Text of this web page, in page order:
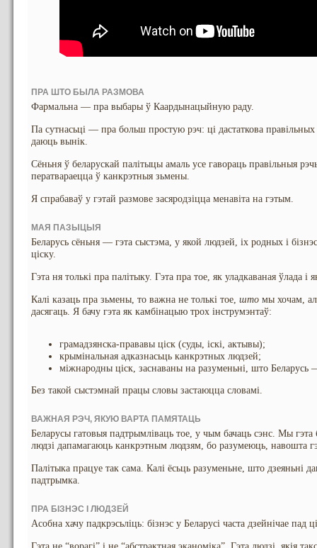
ПРА ШТО БЫЛА РАЗМОВА
Фармальна — пра выбары ў Каардынацыйную раду.
Па сутнасьці — пра больш простую рэч: ці дастаткова
даюць вынік.
Сёньня ў беларускай палітыцы амаль усе гавораць правільныя
ператвараецца ў канкрэтныя зьмены.
Я спрабаваў у гэтай размове засяродзіцца менавіта на гэтым.
МАЯ ПАЗЫЦЫЯ
Беларусь сёньня — гэта сыстэма, у якой людзей, іх родных і
ціску.
Гэта ня толькі пра палітыку. Гэта пра тое, як уладкаваная ўлада і
Калі казаць пра зьмены, то важна не толькі тое, што мы хочам,
дасягаць. Я бачу гэта як камбінацыю трох інструмэнтаў:
грамадзянска-прававы ціск (суды, іскі, актывы);
крымінальная адказнасьць канкрэтных людзей;
міжнародны ціск, заснаваны на разуменьні, што Беларусь
Без такой сыстэмнай працы словы застаюцца словамі.
ВАЖНАЯ РЭЧ, ЯКУЮ ВАРТА ПАМЯТАЦЬ
Беларусы гатовыя падтрымліваць тое, у чым бачаць сэнс. Мы
людзі дапамагаюць канкрэтным людзям, бо разумеюць, навошта
Палітыка працуе так сама. Калі ёсьць разуменьне, што дзеяньні
падтрымка.
ПРА БІЗНЭС І ЛЮДЗЕЙ
Асобна хачу падкрэсьліць: бізнэс у Беларусі часта дзейнічае пад